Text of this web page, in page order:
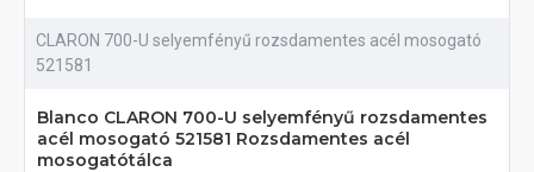
CLARON 700-U selyemfényű rozsdamentes acél mosogató
521581
Blanco CLARON 700-U selyemfényű rozsdamentes
acél mosogató 521581 Rozsdamentes acél
mosogatótálca